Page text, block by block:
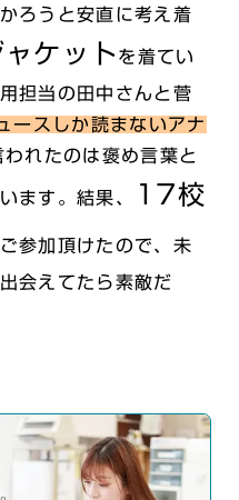
ろうと安直に考え着
ケットを着てい
担当の田中さんと菅
ースしか読まないアナ
われたのは褒め言葉と
ます。結果、
17校
参加頂けたので、未
会えてたら素敵だ